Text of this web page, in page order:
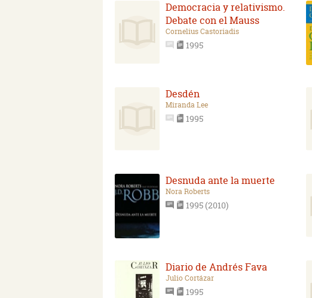
Democracia y relativismo.
Debate con el Mauss
Cornelius Castoriadis
1995
Desdén
Miranda Lee
1995
Desnuda ante la muerte
Nora Roberts
1995 (2010)
Diario de Andrés Fava
Julio Cortázar
1995